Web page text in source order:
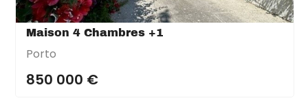
Maison 4 Chambres +1
Porto
850 000 €